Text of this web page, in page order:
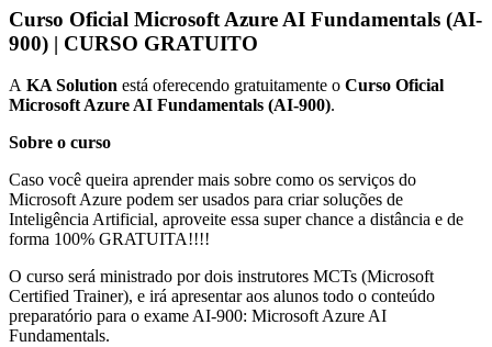
Curso Oficial Microsoft Azure AI Fundamentals (AI-
900) | CURSO GRATUITO
A KA Solution está oferecendo gratuitamente o Curso Oficial
Microsoft Azure AI Fundamentals (AI-900).
Sobre o curso
Caso você queira aprender mais sobre como os serviços do
Microsoft Azure podem ser usados para criar soluções de
Inteligência Artificial, aproveite essa super chance a distância e de
forma 100% GRATUITA!!!!
O curso será ministrado por dois instrutores MCTs (Microsoft
Certified Trainer), e irá apresentar aos alunos todo o conteúdo
preparatório para o exame AI-900: Microsoft Azure AI
Fundamentals.